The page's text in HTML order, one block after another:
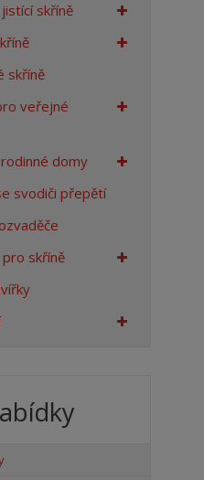
skříně
skříně
veřejné
domy
svodiči přepětí
pro skříně